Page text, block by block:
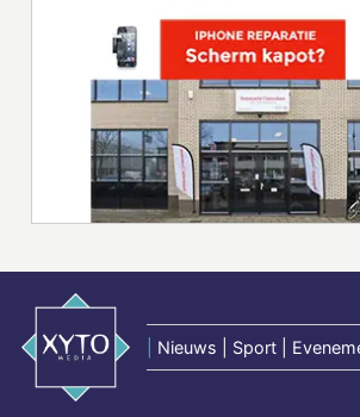
Nieuws | Sport |